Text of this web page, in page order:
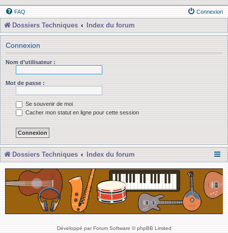
FAQ Connexion
Dossiers Techniques Index du forum
Connexion
Nom d’utilisateur :
Mot de passe :
Se souvenir de moi
Cacher mon statut en ligne pour cette session
Dossiers Techniques Index du forum
Développé par Forum Software © phpBB Limited